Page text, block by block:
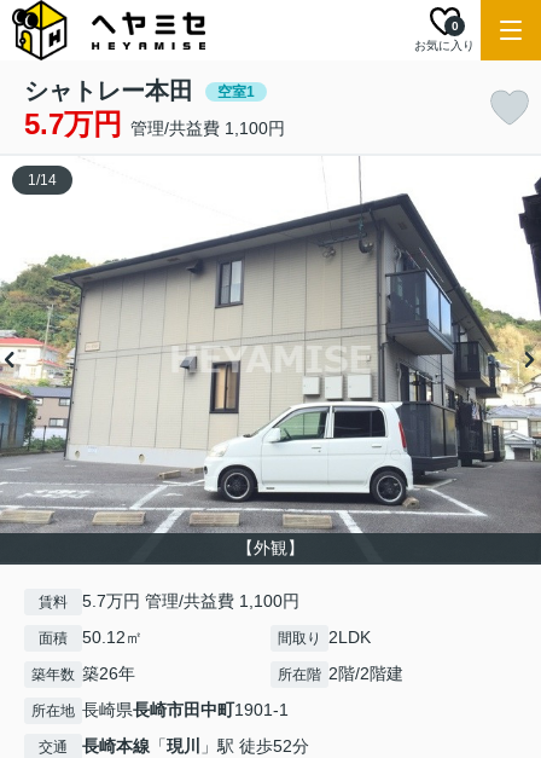
お気に入り
0
シャトレー本田 空室1
5.7万円 管理/共益費 1,100円
【外観】
1/14
賃料 5.7万円 管理/共益費 1,100円
面積 50.12㎡ 間取り 2LDK
築年数 築26年 所在階 2階/2階建
所在地 長崎県長崎市田中町1901-1
交通 長崎本線 「現川
」駅 徒歩52分